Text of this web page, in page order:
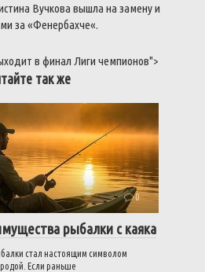
Вучкова вышла на заменуи
за «Фенербахче«.
в финал Лиги чемпионов">
так же
0
рыбалки с каяка
стал настоящим символом
Если раньше